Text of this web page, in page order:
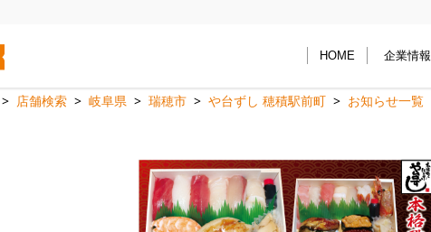
HOME 企業情報
店舗検索 岐阜県 瑞穂市 や台ずし 穂積駅前町 お知らせ一覧